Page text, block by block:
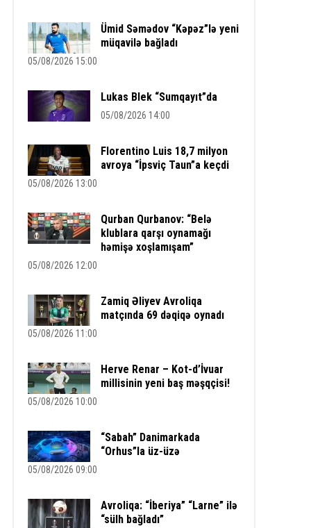
Ümid Səmədov “Kəpəz”lə yeni
müqavilə bağladı
05/08/2026 15:00
Lukas Blek “Sumqayıt”da
05/08/2026 14:00
Florentino Luis 18,7 milyon
avroya “İpsviç Taun”a keçdi
05/08/2026 13:00
Qurban Qurbanov: “Belə
klublara qarşı oynamağı
həmişə xoşlamışam”
05/08/2026 12:00
Zamiq Əliyev Avroliqa
matçında 69 dəqiqə oynadı
05/08/2026 11:00
Herve Renar – Kot-d’İvuar
millisinin yeni baş məşqçisi!
05/08/2026 10:00
“Sabah” Danimarkada
“Orhus”la üz-üzə
05/08/2026 09:00
Avroliqa: “İberiya” “Larne” ilə
“sülh bağladı”